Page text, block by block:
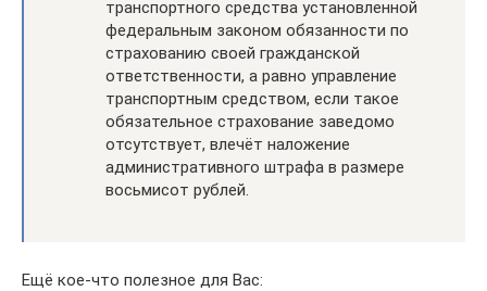
транспортного средства установленной
федеральным законом обязанности по
страхованию своей гражданской
ответственности, а равно управление
транспортным средством, если такое
обязательное страхование заведомо
отсутствует, влечёт наложение
административного штрафа в размере
восьмисот рублей.
Ещё кое-что полезное для Вас: